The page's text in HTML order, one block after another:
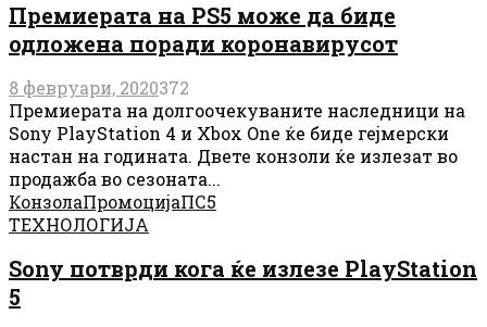
Премиерата на PS5 може да биде
одложена поради коронавирусот
8 февруари, 2020372
Премиерата на долгоочекуваните наследници на
Sony PlayStation 4 и Xbox One ќе биде гејмерски
настан на годината. Двете конзоли ќе излезат во
продажба во сезоната...
КонзолаПромоцијаПС5
ТЕХНОЛОГИЈА
Sony потврди кога ќе излезе PlayStation
5